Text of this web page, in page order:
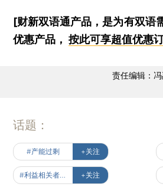
[财新双语通产品，是为有双语
优惠产品，按此可享超值优惠
责任编辑：
话题：
#产能过剩 +关注
+关注